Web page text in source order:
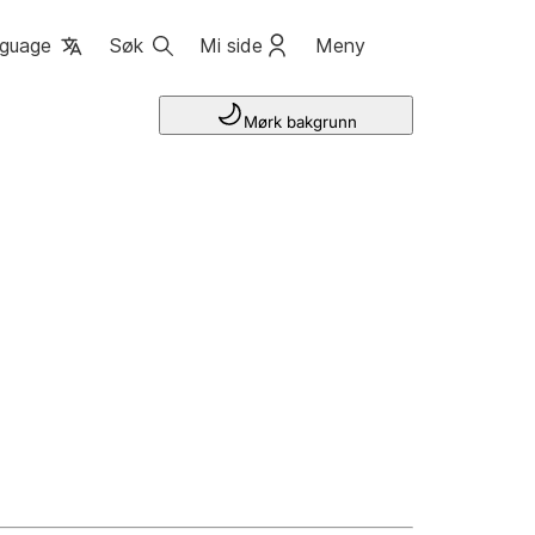
Søk Mi side Meny
Mørk bakgrunn